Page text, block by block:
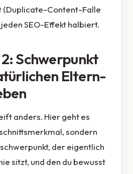
(Duplicate-Content-Falle
SEO-Effekt halbiert.
Schwerpunkt
Eltern-
anders. Hier geht es
sondern
der eigentlich
sitzt, und den du bewusst